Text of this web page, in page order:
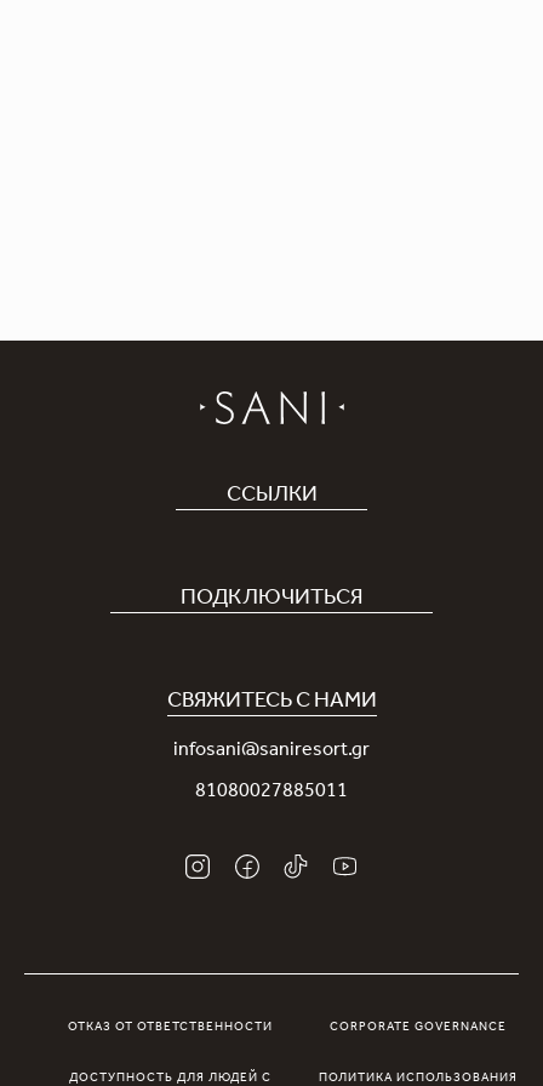
ССЫЛКИ
Карьера
Новости
Награды
Свадьбы
ПОДКЛЮЧИТЬСЯ
Программа лояльности Sani Rewards
СВЯЖИТЕСЬ С НАМИ
infosani@saniresort.gr
81080027885011
ОТКАЗ ОТ ОТВЕТСТВЕННОСТИ
ДОСТУПНОСТЬ ДЛЯ ЛЮДЕЙ С
CORPORATE GOVERNANCE
ПОЛИТИКА ИСПОЛЬЗОВАНИЯ